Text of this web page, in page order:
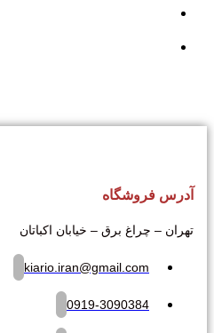
آدرس فروشگاه
تهران – چراغ برق – خیابان اکباتان
kiario.iran@gmail.com
0919-3090384